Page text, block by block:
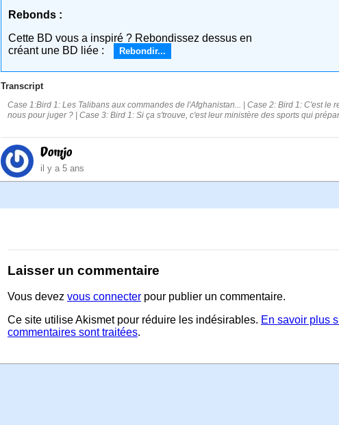
Rebonds :
Cette BD vous a inspiré ? Rebondissez dessus en
créant une BD liée :
Rebondir...
Transcript
Case 1:Bird 1: Les Talibans aux commandes de l'Afghanistan... | Case 2: Bird 1: C'est le
nous pour juger ? | Case 3: Bird 1: Si ça s'trouve, c'est leur ministère des sports qui
Domjo
il y a 5 ans
Laisser un commentaire
Vous devez vous connecter pour publier un commentaire.
Ce site utilise Akismet pour réduire les indésirables. En savoir plus
commentaires sont traitées.